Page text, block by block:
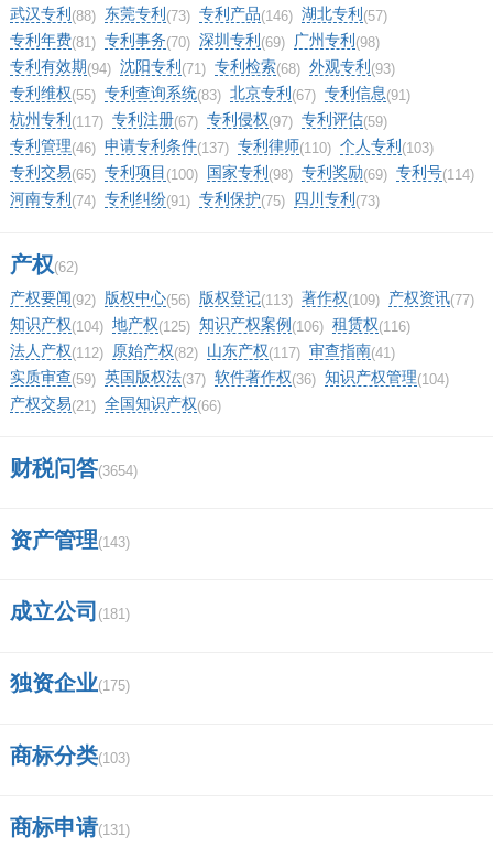
武汉专利 (88) 东莞专利 (73) 专利产品(146) 湖北专利 (57)
专利年费(81) 专利事务(70) 深圳专利 (69) 广州专利 (98)
专利有效期(94) 沈阳专利 (71) 专利检索(68) 外观专利 (93)
专利维权(55) 专利查询系统(83) 北京专利 (67) 专利信息(91)
杭州专利 (117) 专利注册(67) 专利侵权(97) 专利评估(59)
专利管理(46) 申请专利条件(137) 专利律师(110) 个人专利 (103)
专利交易(65) 专利项目 (100) 国家专利 (98) 专利奖励(69) 专利号(114)
河南专利 (74) 专利纠纷(91) 专利保护(75) 四川专利 (73)
产权(62)
产权要闻(92) 版权中心(56) 版权登记(113) 著作权(109) 产权资讯(77)
知识产权(104) 地产权(125) 知识产权案例 (106) 租赁权(116)
法人产权(112) 原始产权(82) 山东产权(117) 审查指南(41)
实质审查(59) 英国版权法(37) 软件著作权(36) 知识产权管理(104)
产权交易(21) 全国知识产权(66)
财税问答(3654)
资产管理(143)
成立公司 (181)
独资企业(175)
商标分类(103)
商标申请(131)